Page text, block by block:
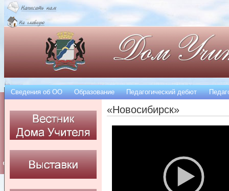
«Новосибирск»
Сведения об OO Образование Педагогический дебют